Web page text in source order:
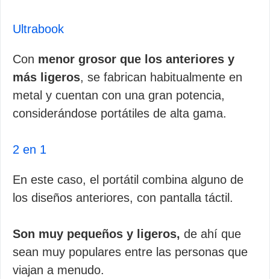
Ultrabook
Con menor grosor que los anteriores y
más ligeros, se fabrican habitualmente en
metal y cuentan con una gran potencia,
considerándose portátiles de alta gama.
2 en 1
En este caso, el portátil combina alguno de
los diseños anteriores, con pantalla táctil.
Son muy pequeños y ligeros, de ahí que
sean muy populares entre las personas que
viajan a menudo.